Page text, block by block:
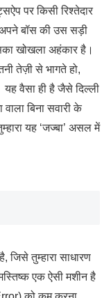
पर किसी रिश्तेदार
बॉस की उस सड़ी
खोखला अहंकार है।
तेज़ी से भागते हो,
वैसा ही है जैसे दिल्ली
बिना सवारी के
यह ‘जज्बा’ असल में
जिसे तुम्हारा साधारण
एक ऐसी मशीन है